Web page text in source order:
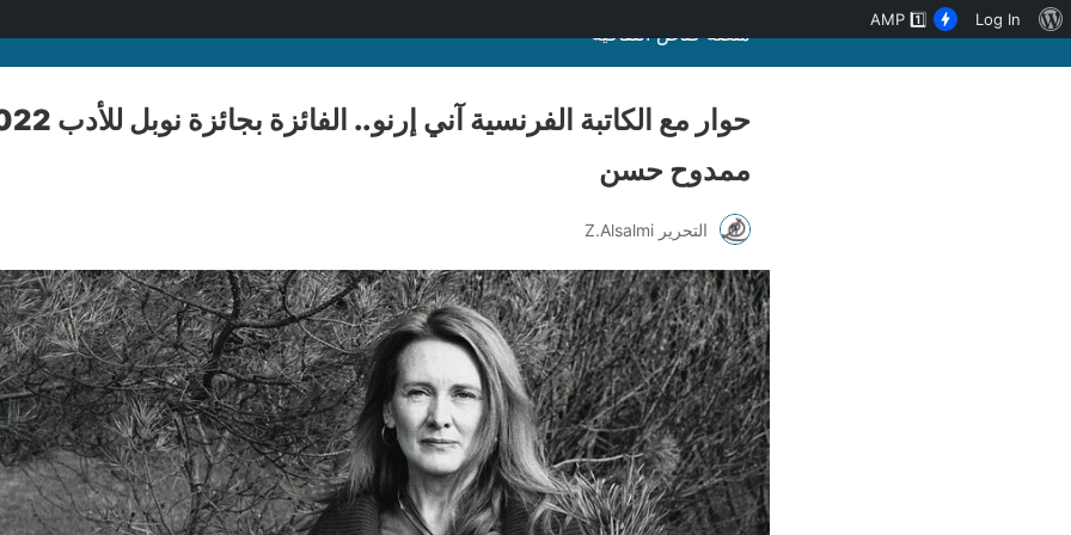
منصة قنّاص الثقافية
ممدوح حسن
التحرير Z.Alsalmi
نبذةLog In
AMP 1️⃣